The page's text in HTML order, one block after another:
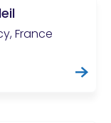
France